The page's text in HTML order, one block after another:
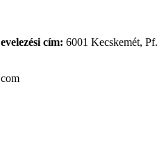
cím: 6001 Kecskemét,